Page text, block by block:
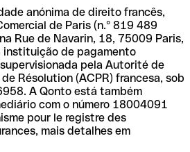
anónima de direito francês,
de Paris (n.º 819 489
Rue de Navarin, 18, 75009 Paris,
instituição de pagamento
pela Autorité de
Résolution (ACPR) francesa, sob
A Qonto está também
com o número 18004091
pour le registre des
mais detalhes em